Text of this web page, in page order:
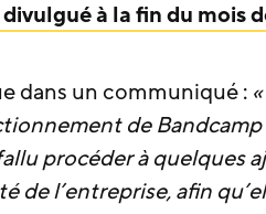
à la fin du mois
dans un communiqué :
de
procéder à quelques
de l’entreprise, afin